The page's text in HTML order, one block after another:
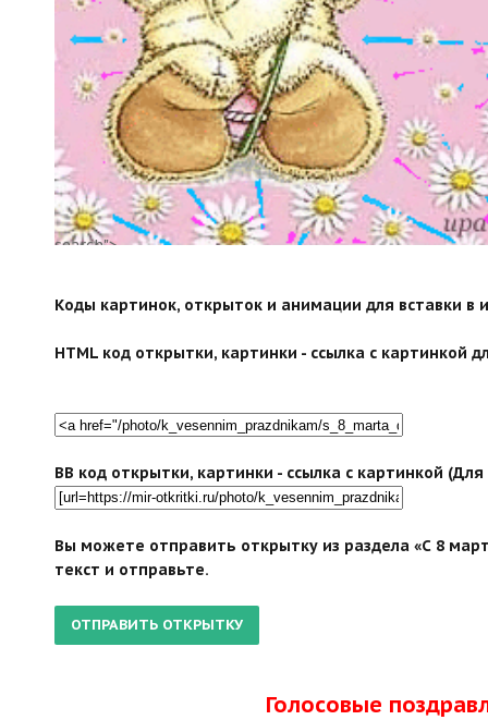
search">
Коды картинок, открыток и анимации для вставки в
HTML код открытки, картинки - ссылка с картинкой
BB код открытки, картинки - ссылка с картинкой
Вы можете отправить открытку из раздела «С 8
текст и отправьте.
Голосовые